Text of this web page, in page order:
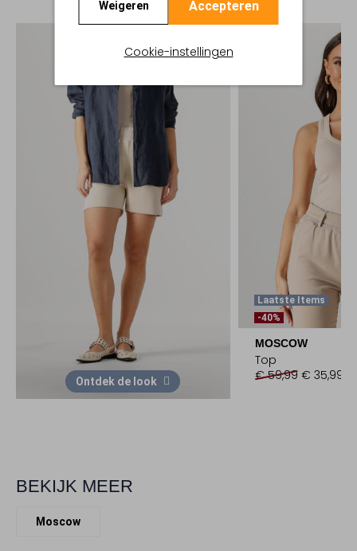
Weigeren Accepteren
Cookie-instellingen
Ontdek de look
Laatste Items
-40%
MOSCOW
Top
€ 59,99 € 35,99
BEKIJK MEER
Moscow